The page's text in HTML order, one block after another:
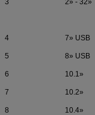
3 2» - 32»
4 7» USB
5 8» USB
6 10.1»
7 10.2»
8 10.4»